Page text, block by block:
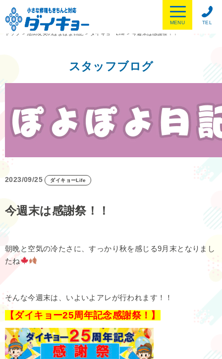
TEL
MENU
トップ
> 池田友美のぽよぽよ日記 > ダイキョーLife > 今週末は感謝祭！！
スタッフブログ
2023/09/25 ダイキョーLife
今週末は感謝祭！！
朝晩と空気の冷たさに、すっかり秋を感じる9月末となりまし
たね
そんな今週末は、いよいよアレが行われます！！
【ダイキョー25周年記念感謝祭！】